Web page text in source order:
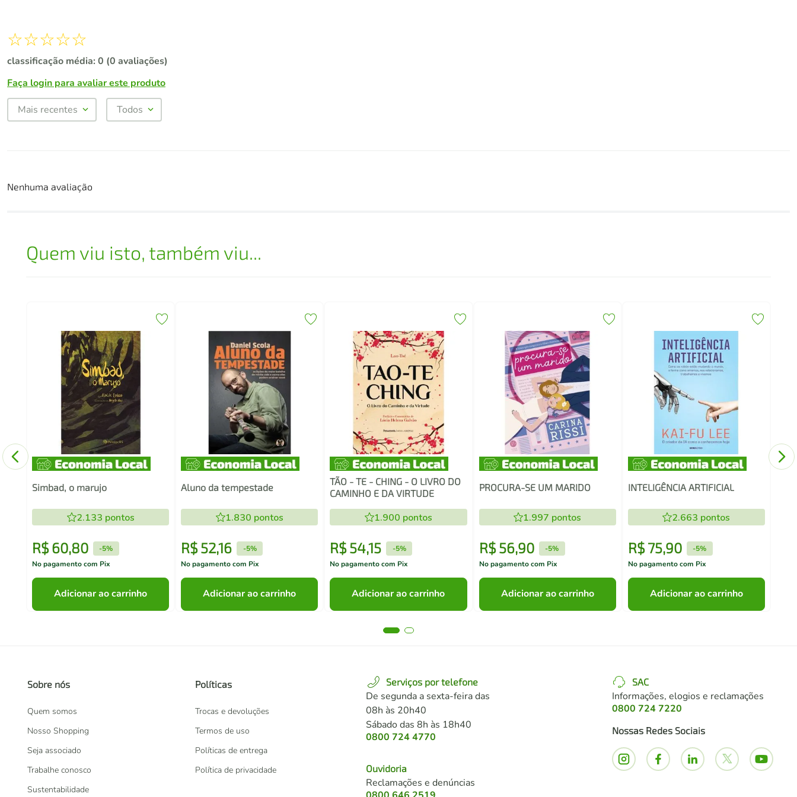
☆☆☆☆☆
classificação média: 0 (0 avaliações)
Faça login para avaliar este produto
Mais recentes Todos
Nenhuma avaliação
Quem viu isto, também viu...
Simbad, o marujo
2.133 pontos
R$ 60,80 -5%
No pagamento com Pix
Adicionar ao carrinho
Aluno da tempestade
1.830 pontos
R$ 52,16 -5%
No pagamento com Pix
Adicionar ao carrinho
TÃO - TE - CHING - O LIVRO DO
CAMINHO E DA VIRTUDE
1.900 pontos
R$54,15 -5%
No pagamento com Pix
Adicionar ao carrinho
PROCURA-SE UM MARIDO
1.997 pontos
R$ 56,90 -5%
No pagamento com Pix
Adicionar ao carrinho
INTELIGÊNCIA ARTIFICIAL
2.663 pontos
R$ 75,90 -5%
No pagamento com Pix
Adicionar ao carrinho
Sobre nós
Quem somos
Nosso Shopping
Seja associado
Trabalhe conosco
Sustentabilidade
Políticas
Trocas e devoluções
Termos de uso
Políticas de entrega
Política de privacidade
Serviços por telefone
De segunda a sexta-feira das
08h às 20h40
Sábado das 8h às 18h40
0800 724 4770
Ouvidoria
Reclamações e denúncias
SAC
Informações, elogios e reclamações
0800 724 7220
Nossas Redes Sociais